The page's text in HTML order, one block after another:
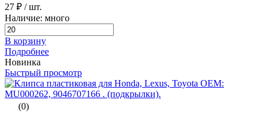
27 ₽ / шт.
Наличие: много
В корзину
Подробнее
Новинка
Быстрый просмотр
(0)